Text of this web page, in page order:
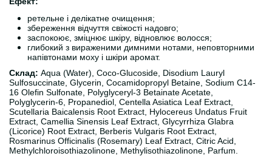
ретельне і делікатне очищення;
збереження відчуття свіжості надовго;
заспокоює, зміцнює шкіру, відновлює волосся;
глибокий з вираженими димними нотами, неповторними
напівтонами моху і шкіри аромат.
Склад: Aqua (Water), Coco-Glucoside, Disodium Lauryl
Sulfosuccinate, Glycerin, Cocamidopropyl Betaine, Sodium C14-
16 Olefin Sulfonate, Polyglyceryl-3 Betainate Acetate,
Polyglycerin-6, Propanediol, Centella Asiatica Leaf Extract,
Scutellaria Baicalensis Root Extract, Hylocereus Undatus Fruit
Extract, Camellia Sinensis Leaf Extract, Glycyrrhiza Glabra
(Licorice) Root Extract, Berberis Vulgaris Root Extract,
Rosmarinus Officinalis (Rosemary) Leaf Extract, Citric Acid,
Methylchloroisothiazolinone, Methylisothiazolinone, Parfum.